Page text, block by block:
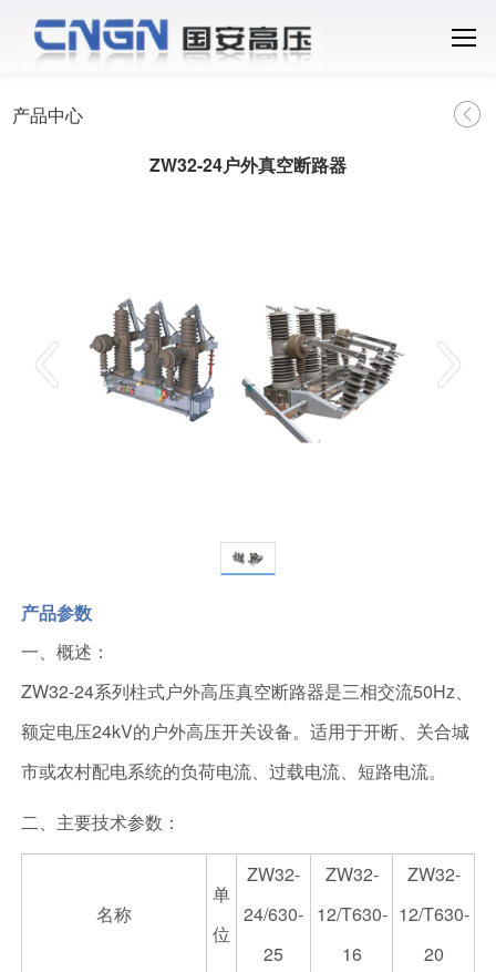
产品中心
ZW32-24户外真空断路器
产品参数
一、概述：
ZW32-24系列柱式户外高压真空断路器是三相交流50Hz、
额定电压24kV的户外高压开关设备。适用于开断、关合城
市或农村配电系统的负荷电流、过载电流、短路电流。
二、主要技术参数：
名称
单
位
ZW32-
24/630-
25
ZW32-
12/T630-
16
ZW32-
12/T630-
20